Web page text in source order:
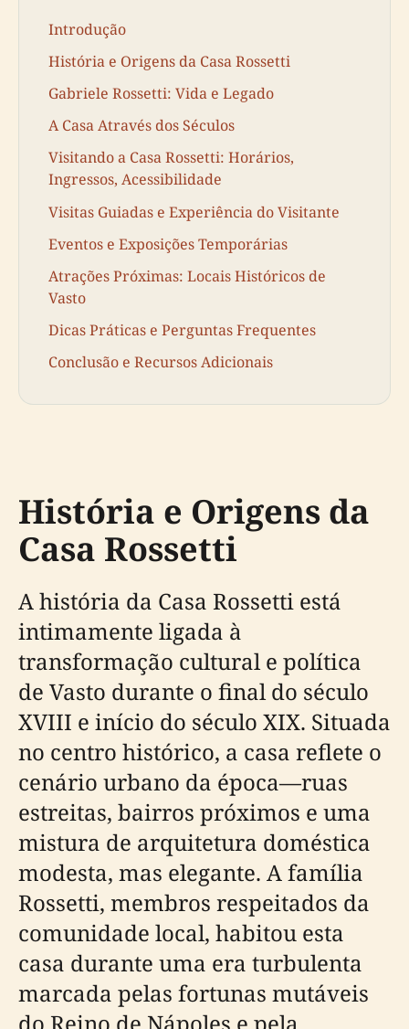
Introdução
História e Origens da Casa Rossetti
Gabriele Rossetti: Vida e Legado
A Casa Através dos Séculos
Visitando a Casa Rossetti: Horários,
Ingressos, Acessibilidade
Visitas Guiadas e Experiência do Visitante
Eventos e Exposições Temporárias
Atrações Próximas: Locais Históricos de
Vasto
Dicas Práticas e Perguntas Frequentes
Conclusão e Recursos Adicionais
História e Origens da
Casa Rossetti
A história da Casa Rossetti está
intimamente ligada à
transformação cultural e política
de Vasto durante o final do século
XVIII e início do século XIX. Situada
no centro histórico, a casa reflete o
cenário urbano da época—ruas
estreitas, bairros próximos e uma
mistura de arquitetura doméstica
modesta, mas elegante. A família
Rossetti, membros respeitados da
comunidade local, habitou esta
casa durante uma era turbulenta
marcada pelas fortunas mutáveis
do Reino de Nápoles e pela